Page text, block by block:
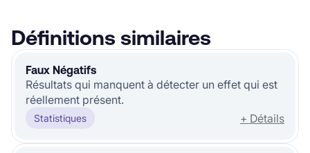
Définitions similaires
Faux Négatifs
Résultats qui manquent à détecter un effet qui est
réellement présent.
Statistiques + Détails